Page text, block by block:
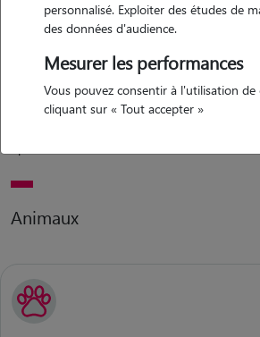
et un chat j'ai grandit parmis des chats
Animaux
personnalisé. Exploiter des études de
des données d'audience.
Mesurer les performances
Vous pouvez consentir à l'utilisation de
cliquant sur « Tout accepter »